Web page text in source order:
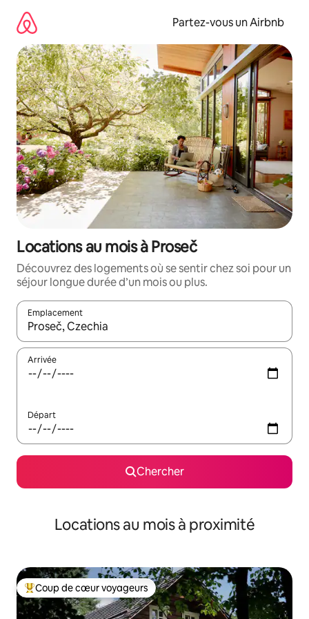
directement
contenu
Partez-vous un Airbnb
Locations au mois à Proseč
Découvrez des logements où se sentir chez soi pour un
séjour longue durée d’un mois ou plus.
Emplacement
Quand les résultats sont affichés, parcourez-les en utilisant
Arrivée
Départ
Chercher
Locations au mois à proximité
Coup de cœur voyageurs parmi les plus aimés
Coup de cœur voyageurs